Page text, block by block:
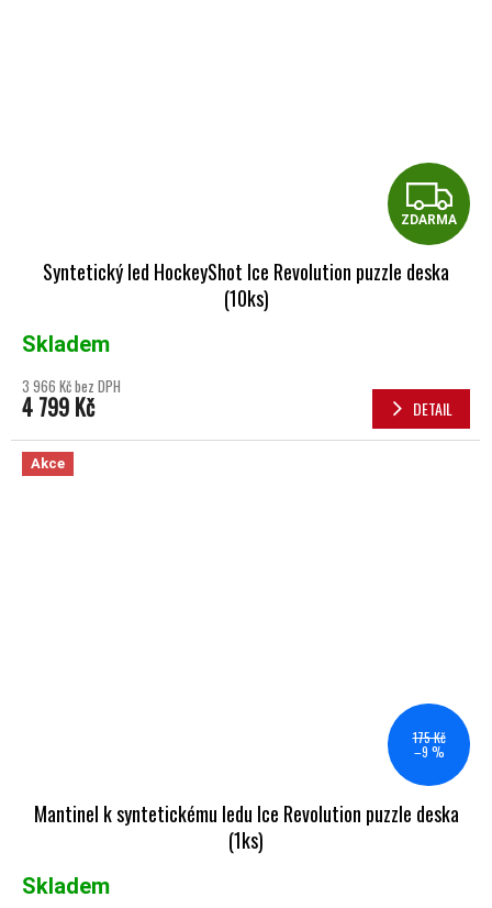
ZDARMA
Syntetický led HockeyShot Ice Revolution puzzle deska
(10ks)
Skladem
3 966 Kč bez DPH
4 799 Kč DETAIL
Akce
175 Kč
–9 %
Mantinel k syntetickému ledu Ice Revolution puzzle deska
(1ks)
Skladem